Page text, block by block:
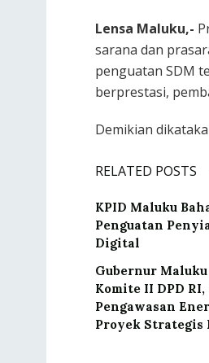
Lensa Maluku,-
sarana dan
penguatan SDM
berprestasi,
Demikian
RELATED POSTS
KPID Maluku
Penguatan
Digital
Gubernur
Komite II DPD
Pengawasan
Proyek Strategis